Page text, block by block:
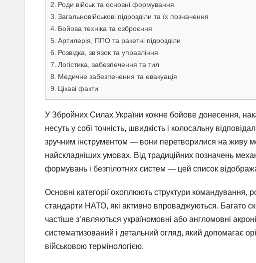
Роди військ та основні формування
Загальновійськові підрозділи та їх позначення
Бойова техніка та озброєння
Артилерія, ППО та ракетні підрозділи
Розвідка, зв’язок та управління
Логістика, забезпечення та тил
Медичне забезпечення та евакуація
Цікаві факти
У Збройних Силах України кожне бойове донесення,
несуть у собі точність, швидкість і колосальну
зручним інструментом — вони перетворилися на живу
найскладніших умовах. Від традиційних позначень
формувань і безпілотних систем — цей список
Основні категорії охоплюють структури командування,
стандарти НАТО, які активно впроваджуються. Багато
частіше з’являються україномовні або англомовні
систематизований і детальний огляд, який допомагає
військовою термінологією.